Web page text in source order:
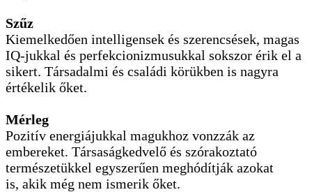
Szűz
Kiemelkedően intelligensek és szerencsések, magas
IQ-jukkal és perfekcionizmusukkal sokszor érik el a
sikert. Társadalmi és családi körükben is nagyra
értékelik őket.
Mérleg
Pozitív energiájukkal magukhoz vonzzák az
embereket. Társaságkedvelő és szórakoztató
természetükkel egyszerűen meghódítják azokat
is, akik még nem ismerik őket.